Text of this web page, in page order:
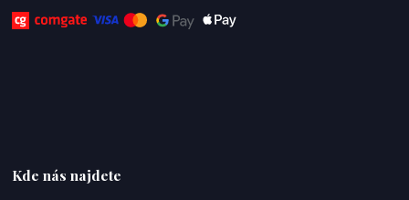
Kde nás najdete